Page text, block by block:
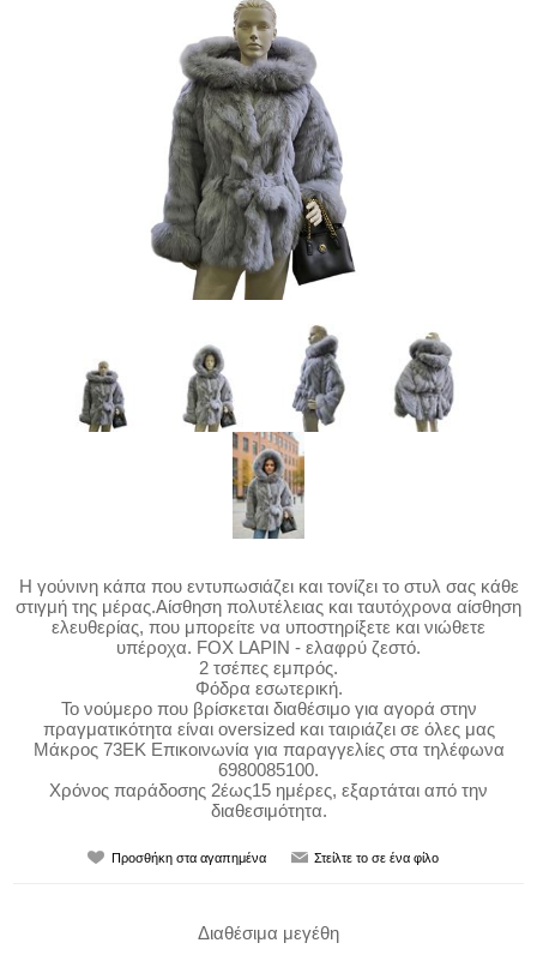
H γούνινη κάπα που εντυπωσιάζει και τονίζει το στυλ σας κάθε
στιγμή της μέρας.Αίσθηση πολυτέλειας και ταυτόχρονα αίσθηση
ελευθερίας, που μπορείτε να υποστηρίξετε και νιώθετε
υπέροχα. FOX LAPIN - ελαφρύ ζεστό.
2 τσέπες εμπρός.
Φόδρα εσωτερική.
To νούμερο που βρίσκεται διαθέσιμο για αγορά στην
πραγματικότητα είναι oversized και ταιριάζει σε όλες μας
Μάκρος 73ΕΚ Επικοινωνία για παραγγελίες στα τηλέφωνα
6980085100.
Χρόνος παράδοσης 2έως15 ημέρες, εξαρτάται από την
διαθεσιμότητα.
Διαθέσιμα μεγέθη